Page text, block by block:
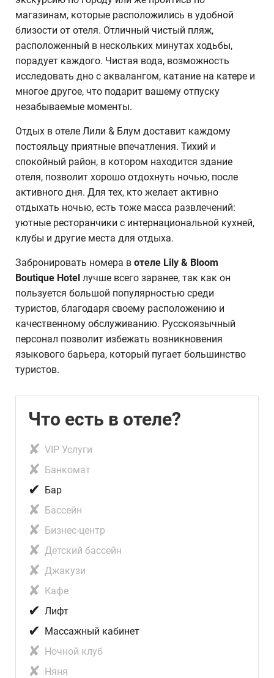
магазинам, которые расположились в удобной
близости от отеля. Отличный чистый пляж,
расположенный в нескольких минутах ходьбы,
порадует каждого. Чистая вода, возможность
исследовать дно с аквалангом, катание на катере и
многое другое, что подарит вашему отпуску
незабываемые моменты.
Отдых в отеле Лили & Блум доставит каждому
постояльцу приятные впечатления. Тихий и
спокойный район, в котором находится здание
отеля, позволит хорошо отдохнуть ночью, после
активного дня. Для тех, кто желает активно
отдыхать ночью, есть тоже масса развлечений:
уютные ресторанчики с интернациональной кухней,
клубы и другие места для отдыха.
Забронировать номера в отеле Lily & Bloom
Boutique Hotel лучше всего заранее, так как он
пользуется большой популярностью среди
туристов, благодаря своему расположению и
качественному обслуживанию. Русскоязычный
персонал позволит избежать возникновения
языкового барьера, который пугает большинство
туристов.
Что есть в отеле?
✘ VIP Услуги
✘ Банкомат
✔ Бар
✘ Бассейн
✘ Бизнес-центр
✘ Детский бассейн
✘ Джакузи
✘ Кафе
✔ Лифт
✔ Массажный кабинет
✘ Ночной клуб
✘ Няня